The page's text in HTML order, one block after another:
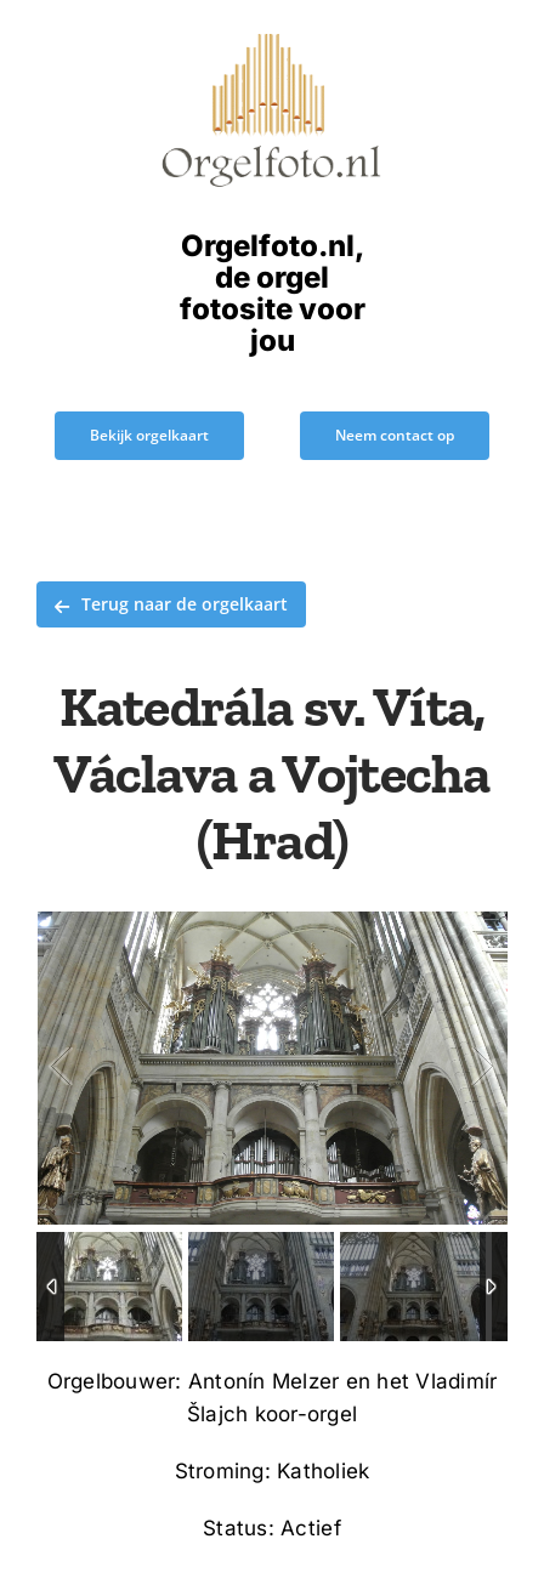
Orgelfoto.nl,
de orgel
fotosite voor
jou
Bekijk orgelkaart Neem contact op
Terug naar de orgelkaart
Katedrála sv. Víta,
Václava a Vojtecha
(Hrad)
1/13
Orgelbouwer: Antonín Melzer en het Vladimír
Šlajch koor-orgel
Stroming: Katholiek
Status: Actief